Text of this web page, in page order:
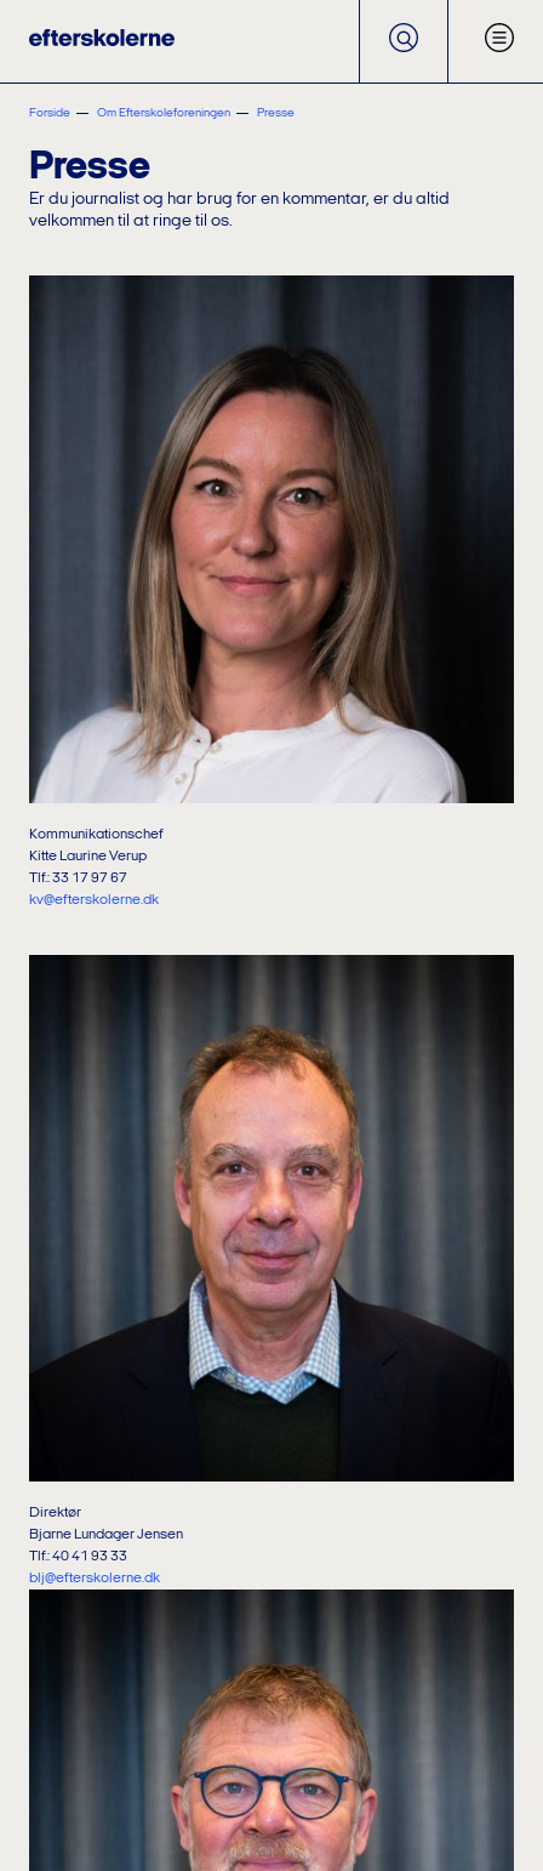
Forside Om Efterskoleforeningen Presse
Presse
Er du journalist og har brug for en kommentar, er du altid
velkommen til at ringe til os.
Kommunikationschef
Kitte Laurine Verup
Tlf.: 33 17 97 67
kv@efterskolerne.dk
Direktør
Bjarne Lundager Jensen
Tlf.: 40 41 93 33
blj@efterskolerne.dk